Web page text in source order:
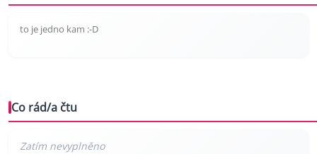
to je jedno kam :-D
Co rád/a čtu